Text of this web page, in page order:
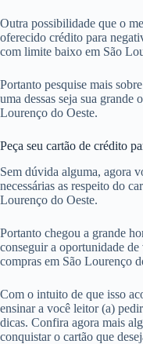
Outra possibilidade que o
oferecido crédito para
com limite baixo em São
Portanto pesquise mais
uma dessas seja sua grande
Lourenço do Oeste.
Peça seu cartão de crédito
Sem dúvida alguma, agora
necessárias as respeito do
Lourenço do Oeste.
Portanto chegou a grande
conseguir a oportunidade
compras em São Lourenço
Com o intuito de que isso
ensinar a você leitor (a)
dicas. Confira agora mais
conquistar o cartão que